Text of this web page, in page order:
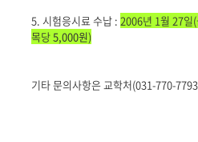
5. 시험응시료 수납 :2006년 1월 27일
목당5,000원)
기타 문의사항은 교학처(031-770-